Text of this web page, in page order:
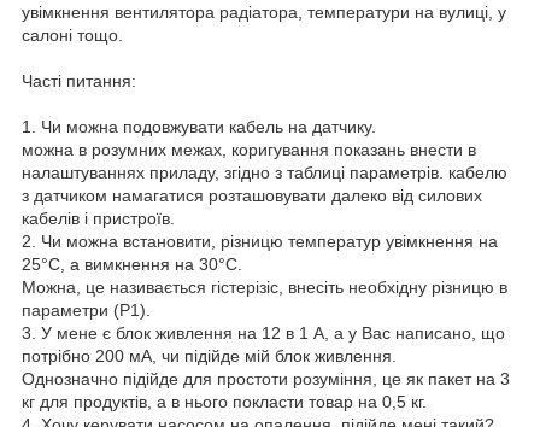
увімкнення вентилятора радіатора, температури на вулиці, у
салоні тощо.
Часті питання:
1. Чи можна подовжувати кабель на датчику.
можна в розумних межах, коригування показань внести в
налаштуваннях приладу, згідно з таблиці параметрів. кабелю
з датчиком намагатися розташовувати далеко від силових
кабелів і пристроїв.
2. Чи можна встановити, різницю температур увімкнення на
25°С, а вимкнення на 30°С.
Можна, це називається гістерізіс, внесіть необхідну різницю в
параметри (P1).
3. У мене є блок живлення на 12 в 1 А, а у Вас написано, що
потрібно 200 мА, чи підійде мій блок живлення.
Однозначно підійде для простоти розуміння, це як пакет на 3
кг для продуктів, а в нього покласти товар на 0,5 кг.